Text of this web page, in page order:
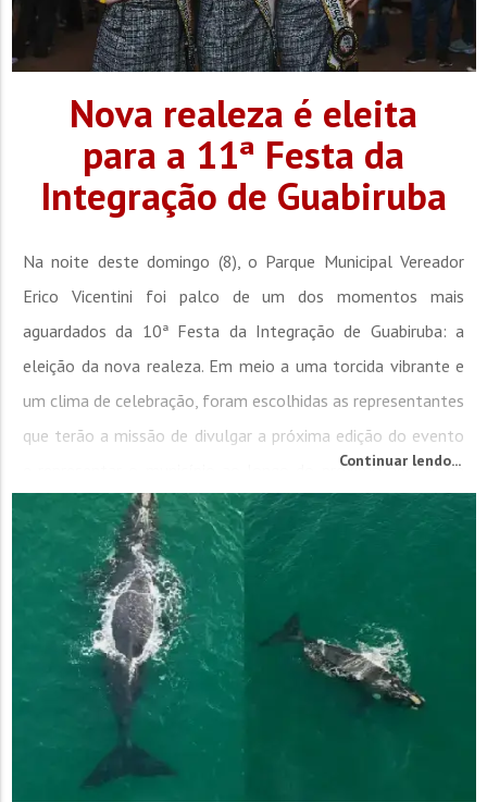
Nova realeza é eleita
para a 11ª Festa da
Integração de Guabiruba
Na noite deste domingo (8), o Parque Municipal Vereador
Erico Vicentini foi palco de um dos momentos mais
aguardados da 10ª Festa da Integração de Guabiruba: a
eleição da nova realeza. Em meio a uma torcida vibrante e
um clima de celebração, foram escolhidas as representantes
que terão a missão de divulgar a próxima edição do evento
e representar o município ao longo do próximo ano. Maria
Continuar lendo...